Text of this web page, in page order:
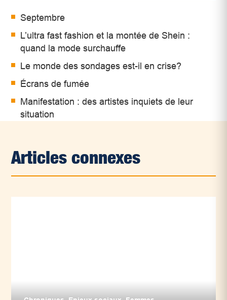
Septembre
L’ultra fast fashion et la montée de Shein :
quand la mode surchauffe
Le monde des sondages est-il en crise?
Écrans de fumée
Manifestation : des artistes inquiets de leur
situation
Articles connexes